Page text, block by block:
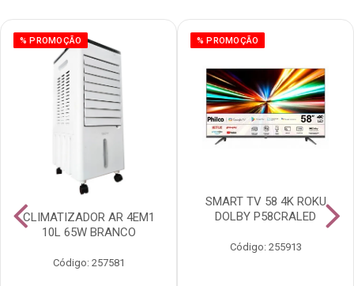
% PROMOÇÃO
CLIMATIZADOR AR 4EM1
10L 65W BRANCO
Código: 257581
% PROMOÇÃO
SMART TV 58 4K ROKU
DOLBY P58CRALED
Código: 255913